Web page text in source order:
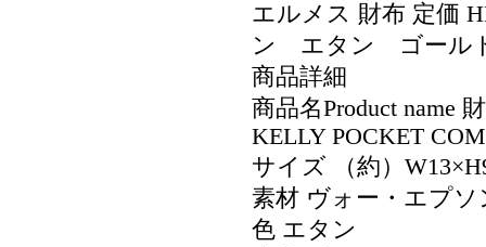
エルメス 財布 定価
ン エタン ゴール
商品詳細
商品名Product name
KELLY POCKET
サイズ （約）
素材 ヴォー・エプソ
色 エタン